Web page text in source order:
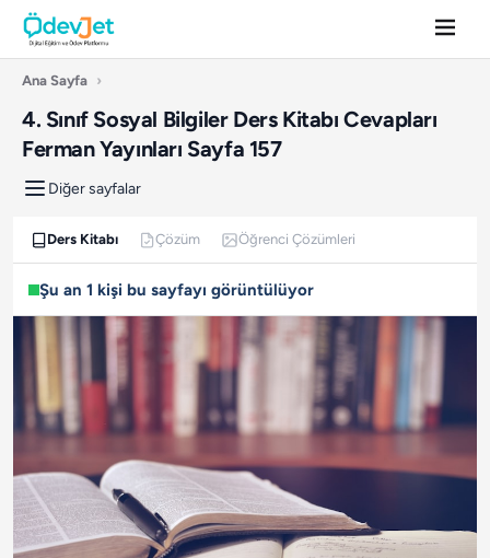
Ana Sayfa ›
4. Sınıf Sosyal Bilgiler Ders Kitabı Cevapları
Ferman Yayınları Sayfa 157
Diğer sayfalar
Ders Kitabı Çözüm Öğrenci Çözümleri
Şu an 1 kişi bu sayfayı görüntülüyor